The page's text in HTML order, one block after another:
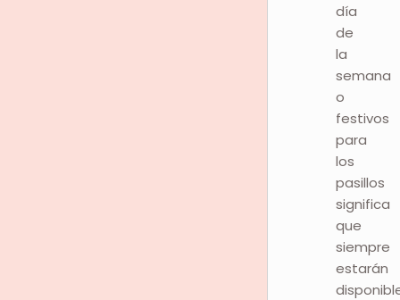
día
de
la
semana
o
festivos
para
los
pasillos
significa
que
siempre
estarán